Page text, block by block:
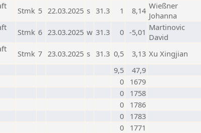
Stmk 5 22.03.2025 s 31.3 1 8,14 Wießner
Johanna
Stmk 6 23.03.2025 w 31.3 0 -5,01 Martinovic
David
Stmk 7 23.03.2025 s 31.3 0,5 3,13 Xu Xingjian
9,5
47,9
0
1679
0
1758
0
1786
0
1783
0
1771